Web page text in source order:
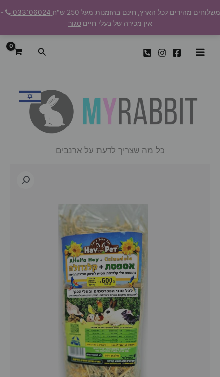
לתוכן
משלוחים מהירים לכל הארץ, חינם בהזמנות מעל 250 ש"ח
-
אין מכירה של בעלי חייםסגור
חיפוש
כל מה שצריך לדעת על ארנבים